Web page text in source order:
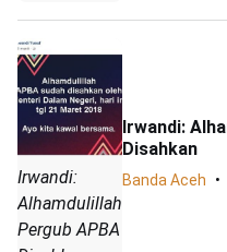
Irwandi:
Alhamdulillah
Pergub APBA
Irwandi:
Disahkan
Banda Aceh